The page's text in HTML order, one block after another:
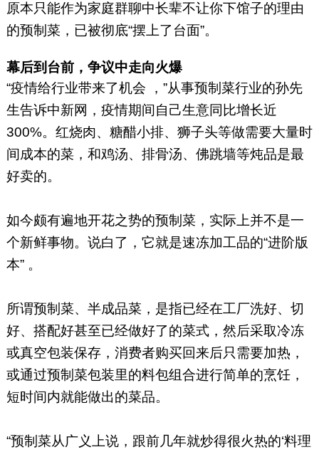
原本只能作为家庭群聊中长辈不让你下馆子的理由
的预制菜，已被彻底“摆上了台面”。
幕后到台前，争议中走向火爆
“疫情给行业带来了机会 ，”从事预制菜行业的孙先
生告诉中新网，疫情期间自己生意同比增长近
300%。红烧肉、糖醋小排、狮子头等做需要大量时
间成本的菜，和鸡汤、排骨汤、佛跳墙等炖品是最
好卖的。
如今颇有遍地开花之势的预制菜，实际上并不是一
个新鲜事物。说白了，它就是速冻加工品的“进阶版
本” 。
所谓预制菜、半成品菜，是指已经在工厂洗好、切
好、搭配好甚至已经做好了的菜式，然后采取冷冻
或真空包装保存，消费者购买回来后只需要加热，
或通过预制菜包装里的料包组合进行简单的烹饪，
短时间内就能做出的菜品。
“预制菜从广义上说，跟前几年就炒得很火热的‘料理